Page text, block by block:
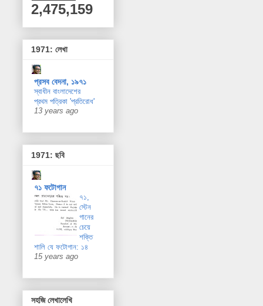
2,475,159
1971: লেখা
প্রসব বেদনা, ১৯৭১
স্বাধীন বাংলাদেশের
প্রথম পত্রিকা 'প্রতিরোধ'
13 years ago
1971: ছবি
৭১ ফটোগান
৭১,
স্টেন
গানের
চেয়ে
শক্তি
শালি যে ফটোগান: ১৪
15 years ago
সহজি লেখালেখি